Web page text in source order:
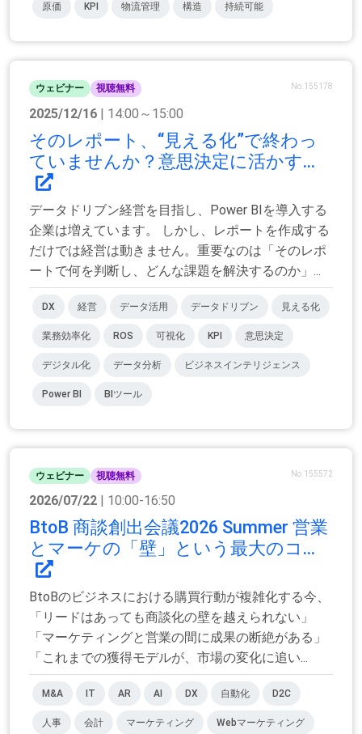
原価 KPI 物流管理 構造 持続可能
ウェビナー 視聴無料 No.155178
2025/12/16 | 14:00～15:00
そのレポート、“見える化”で終わっ
ていませんか？意思決定に活かす...
データドリブン経営を目指し、Power BIを導入する
企業は増えています。 しかし、レポートを作成する
だけでは経営は動きません。重要なのは「そのレポ
ートで何を判断し、どんな課題を解決するのか」...
DX 経営 データ活用 データドリブン 見える化
業務効率化 ROS 可視化 KPI 意思決定
デジタル化 データ分析 ビジネスインテリジェンス
Power BI BIツール
ウェビナー 視聴無料 No.155572
2026/07/22 | 10:00-16:50
BtoB 商談創出会議2026 Summer 営業
とマーケの「壁」という最大のコ...
BtoBのビジネスにおける購買行動が複雑化する今、
「リードはあっても商談化の壁を越えられない」
「マーケティングと営業の間に成果の断絶がある」
「これまでの獲得モデルが、市場の変化に追い...
M&A IT AR AI DX 自動化 D2C
人事 会計 マーケティング Webマーケティング